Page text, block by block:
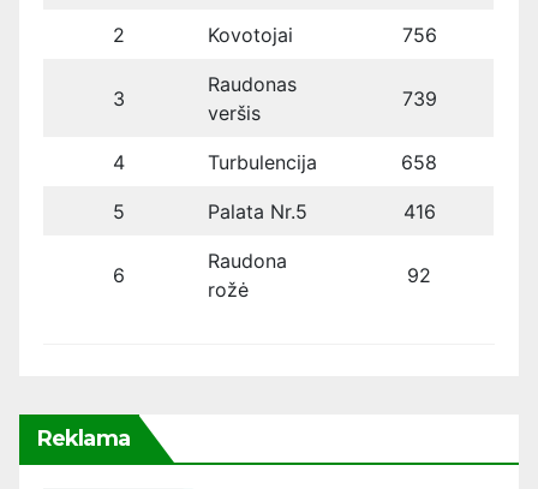
2 Kovotojai 756
3
Raudonas
veršis
739
4 Turbulencija 658
5 Palata Nr.5 416
6
Raudona
rožė
92
Reklama